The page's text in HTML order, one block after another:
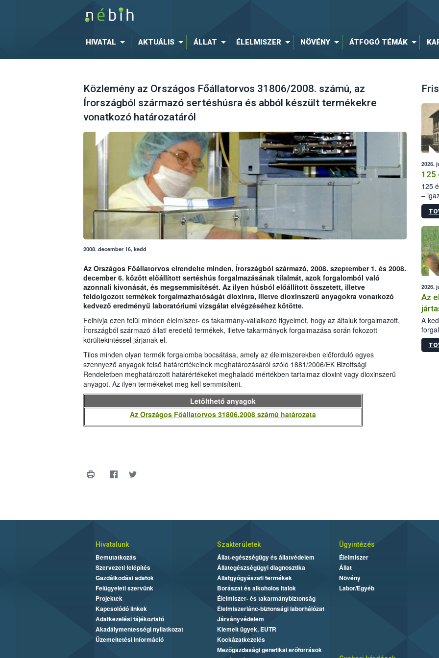
HIVATAL AKTUÁLIS ÁLLAT ÉLELMISZER NÖVÉNY ÁTFOGÓ TÉMÁK
Közlemény az Országos Főállatorvos 31806/2008. számú, az
Írországból származó sertéshúsra és abból készült termékekre
vonatkozó határozatáról
2008. december 16, kedd
Az Országos Főállatorvos elrendelte minden, Írországból származó, 2008. szeptember 1. és 2008.
december 6. között előállított sertéshús forgalmazásának tilalmát, azok forgalomból való
azonnali kivonását, és megsemmisítését. Az ilyen húsból előállított összetett, illetve
feldolgozott termékek forgalmazhatóságát dioxinra, illetve dioxinszerű anyagokra vonatkozó
kedvező eredményű laboratóriumi vizsgálat elvégzéséhez kötötte.
Felhívja ezen felül minden élelmiszer- és takarmány-vállalkozó figyelmét, hogy az általuk forgalmazott,
Írországból származó állati eredetű termékek, illetve takarmányok forgalmazása során fokozott
körültekintéssel járjanak el.
Tilos minden olyan termék forgalomba bocsátása, amely az élelmiszerekben előforduló egyes
szennyező anyagok felső határértékeinek meghatározásáról szóló 1881/2006/EK Bizottsági
Rendeletben meghatározott határértékeket meghaladó mértékben tartalmaz dioxint vagy dioxinszerű
anyagot. Az ilyen termékeket meg kell semmisíteni.
Letölthető anyagok
Az Országos Főállatorvos 31806.2008 számú határozata
2026.
125
125
–
15.
2026.
Az
A
Hivatalunk
Bemutatkozás
Szervezeti felépítés
Gazdálkodási adatok
Felügyeleti szervünk
Projektek
Kapcsolódó linkek
Adatkezelési tájékoztató
Akadálymentességi nyilatkozat
Üzemeltetési információ
Szakterületek
Állat-egészségügy és állatvédelem
Állategészségügyi diagnosztika
Állatgyógyászati termékek
Borászat és alkoholos italok
Élelmiszer- és takarmánybiztonság
Élelmiszerlánc-biztonsági laborhálózat
Járványvédelem
Kiemelt ügyek, EUTR
Kockázatkezelés
Mezőgazdasági genetikai erőforrások
Ügyintézés
Élelmiszer
Állat
Növény
Labor/Egyéb